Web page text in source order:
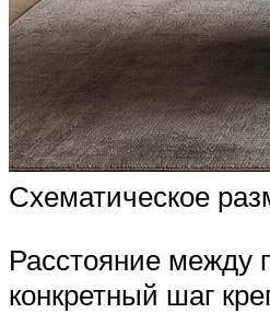
Схематическое
Расстояние между
конкретный шаг